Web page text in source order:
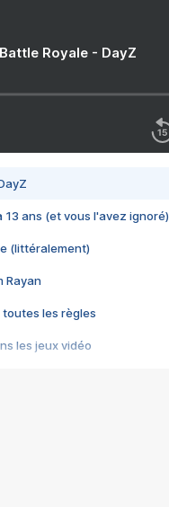
Royale - DayZ
13 ans (et vous l'avez ignoré)
(littéralement)
Rayan
toutes les règles
les jeux vidéo